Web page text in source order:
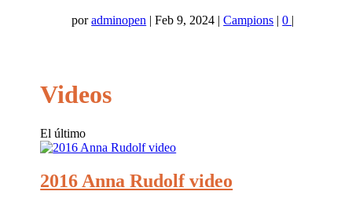
poradminopen |Feb 9, 2024 |Campions |0 |
Videos
El último
2016 Anna Rudolf video